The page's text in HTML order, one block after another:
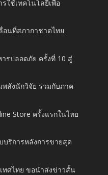
ใช้เทคโนโลยีเพื่อ
นที่สภากาชาดไทย
ารปลอดภัย ครั้งที่ 10 สู่
พลังนักวิจัย ร่วมกับภาค
Store ครั้งแรกในไทย
บริการหลังการขายสุด
ทศไทย ขอนำส่งข่าวสั้น